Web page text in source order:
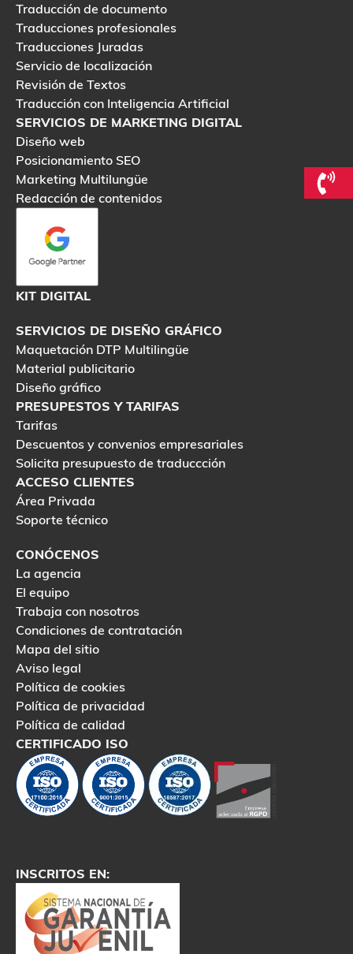
Traducción de documento
Traducciones profesionales
Traducciones Juradas
Servicio de localización
Revisión de Textos
Traducción con Inteligencia Artificial
SERVICIOS DE MARKETING DIGITAL
Diseño web
Posicionamiento SEO
Marketing Multilungüe
Redacción de contenidos
KIT DIGITAL
SERVICIOS DE DISEÑO GRÁFICO
Maquetación DTP Multilingüe
Material publicitario
Diseño gráfico
PRESUPESTOS Y TARIFAS
Tarifas
Descuentos y convenios empresariales
Solicita presupuesto de traduccción
ACCESO CLIENTES
Área Privada
Soporte técnico
CONÓCENOS
La agencia
El equipo
Trabaja con nosotros
Condiciones de contratación
Mapa del sitio
Aviso legal
Política de cookies
Política de privacidad
Política de calidad
CERTIFICADO ISO
INSCRITOS EN: